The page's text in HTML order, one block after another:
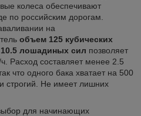
колеса обеспечивают
по российским дорогам.
на
объем 125 кубических
лошадиных сил позволяет
Расход составляет менее 2.5
что одного бака хватает на 500
строгий. Не имеет лишних
для начинающих